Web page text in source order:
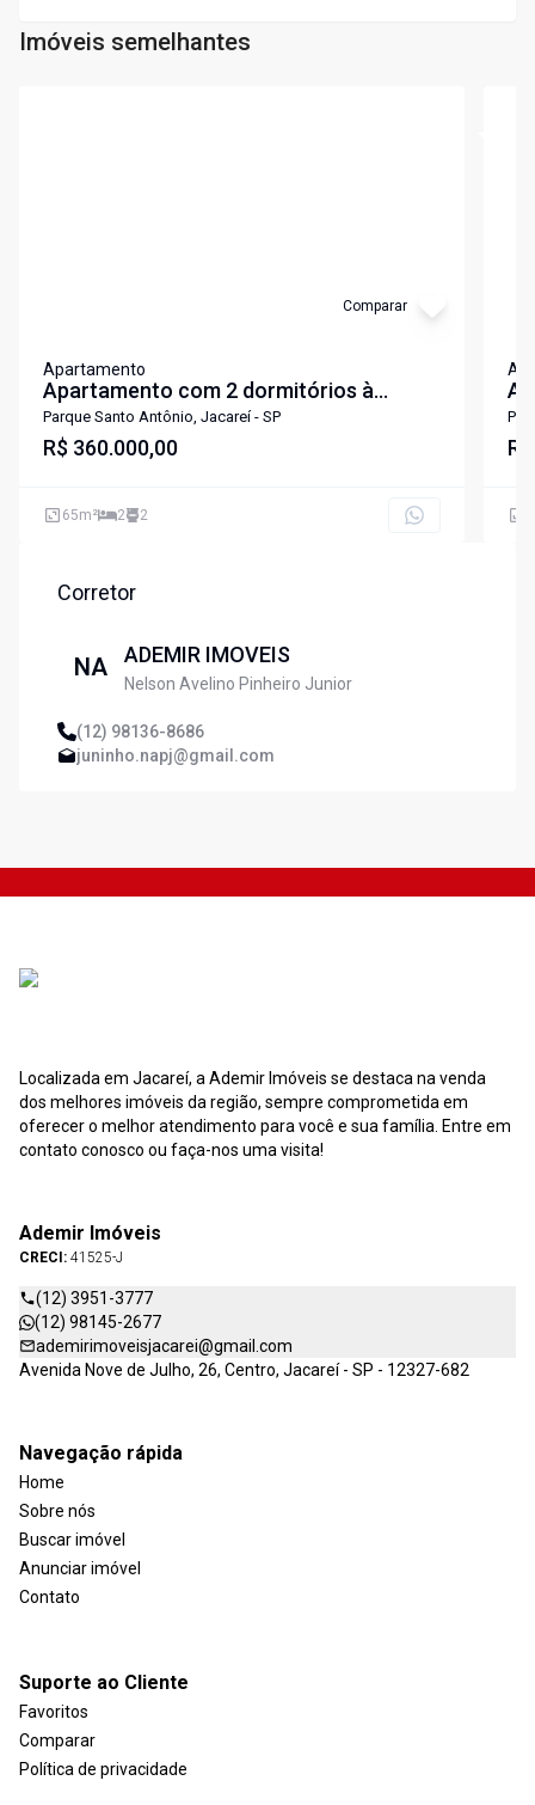
Imóveis semelhantes
Comparar
Apartamento
Apartamento com 2 dormitórios à
venda, 65 m² por R$ 360.000,00 - Parque
Santo Antônio - Jacareí/SP
Parque Santo Antônio, Jacareí - SP
R$ 360.000,00
65m² 2 2
Corretor
NA ADEMIR IMOVEIS
Nelson Avelino Pinheiro Junior
(12) 98136-8686
juninho.napj@gmail.com
Localizada em Jacareí, a Ademir Imóveis se destaca na venda
dos melhores imóveis da região, sempre comprometida em
oferecer o melhor atendimento para você e sua família. Entre em
contato conosco ou faça-nos uma visita!
Ademir Imóveis
CRECI: 41525-J
(12) 3951-3777
(12) 98145-2677
ademirimoveisjacarei@gmail.com
Avenida Nove de Julho, 26, Centro, Jacareí - SP - 12327-682
Navegação rápida
Home
Sobre nós
Buscar imóvel
Anunciar imóvel
Contato
Suporte ao Cliente
Favoritos
Comparar
Política de privacidade